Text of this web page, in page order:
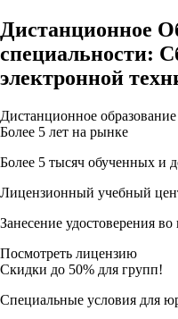
Дистанционное
специальности:
электронной
Дистанционное
Более 5 лет на рынке
Более 5 тысяч обученных и
Лицензионный учебный
Занесение удостоверения
Посмотреть лицензию
Скидки до 50% для групп!
Специальные условия для